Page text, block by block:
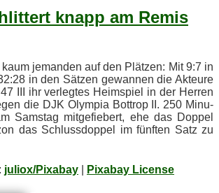
knapp am Re­mis
je­man­den auf den Plät­zen: Mit 9:7 in
in den Sät­zen ge­wan­nen die Ak­teu­re
III ihr ver­leg­tes Heim­spiel in der Her­ren
die DJK Olym­pia Bot­trop II. 250 Mi­nu­
Sams­tag mit­ge­fie­bert, ehe das Dop­pel
das Schluss­dop­pel im fünf­ten Satz zu
juliox/Pixabay Pixabay License